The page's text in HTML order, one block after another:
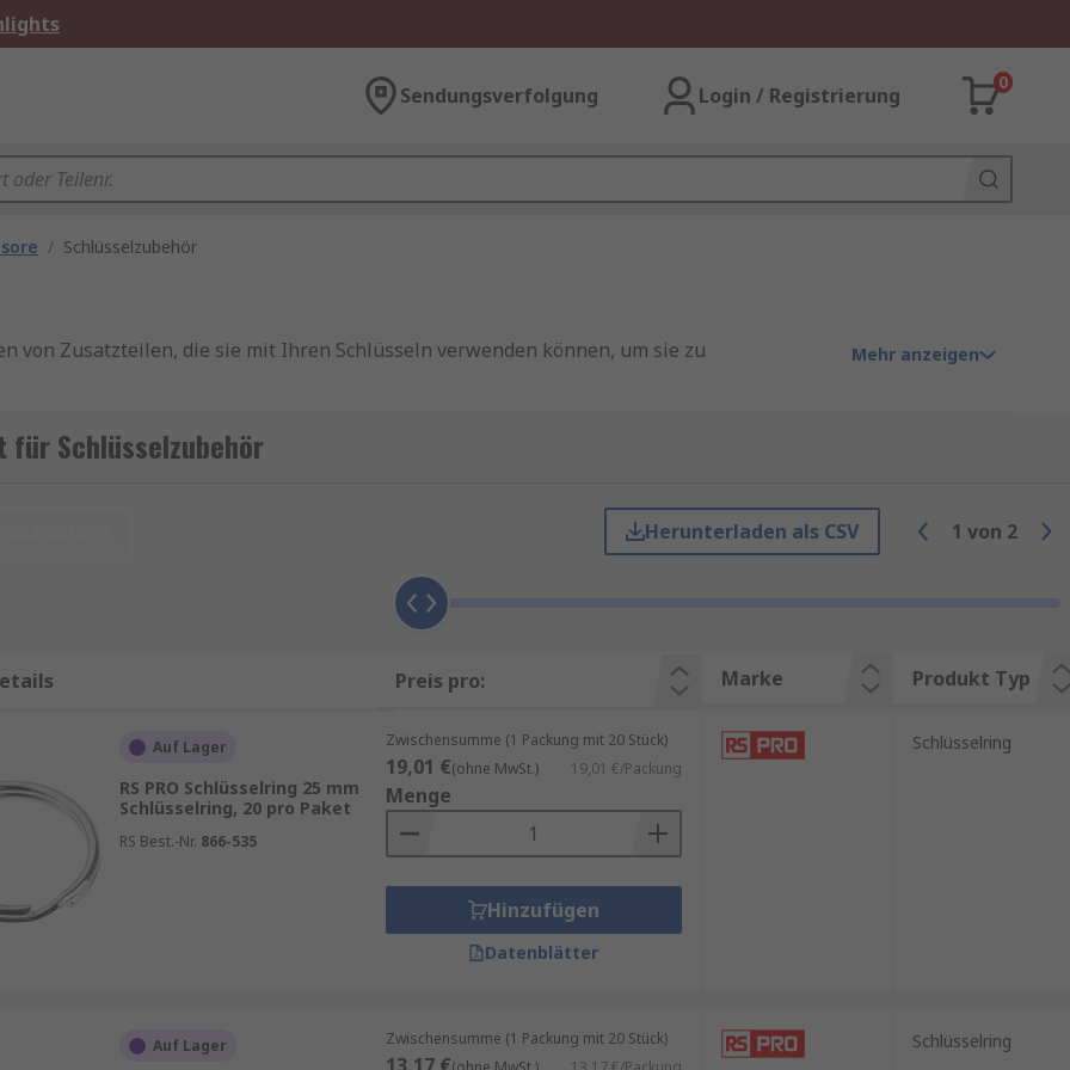
Sendungsverfolgung Login / Registrierung
0
/ Schlüsselzubehör
von Zusatzteilen, die sie mit Ihren Schlüsseln verwenden können, um sie zu
Schlüssel gleichzeitig befestigen können.
und verfügen normalerweise über einen Draht oder ein Kabelsystem, das aus-
verwenden können, ohne die Rolle abzumachen, einfach, indem Sie das Kabel
Schlüssel befestigt bleiben, normlerweisse aus robusten Materialien wie Edelstahl
in welche Schlösser sie passen
damit Sie selbst oder andere den Zweck des Schlüssels leichter erkennen können
Mehr anzeigen
Schlüsselzubehör
Herunterladen als CSV 1 von 2
Preis pro: Marke Produkt Typ
Auf Lager
RS PRO Schlüsselring 25 mm
Schlüsselring, 20 pro Paket
RS Best.-Nr. 866-535
Zwischensumme (1 Packung mit 20 Stück)
19,01 €(ohne MwSt.) 19,01 €/Packung
Menge
Hinzufügen
Datenblätter
Schlüsselring
Auf Lager Zwischensumme (1 Packung mit 20 Stück) Schlüsselring